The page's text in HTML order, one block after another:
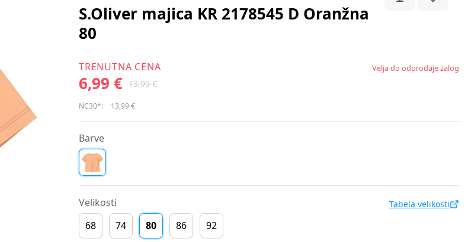
S.Oliver majica KR 2178545 D Oranžna
80
TRENUTNA CENA
6,99 € 13,99 €
Velja do odprodaje zalog
NC30*: 13,99 €
Barve
Velikosti Tabela velikosti
68 74 80 86 92